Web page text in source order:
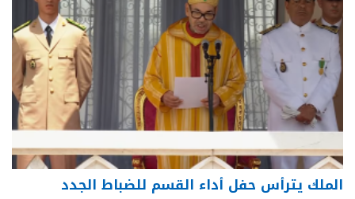
الملك يترأس حفل أداء القسم للضباط الجدد